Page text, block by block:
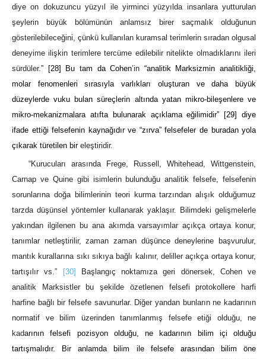
diye on dokuzuncu yüzyıl ile yirminci yüzyılda insanlara yutturulan
şeylerin büyük bölümünün anlamsız birer saçmalık olduğunun
gösterilebileceğini, çünkü kullanılan kuramsal terimlerin sıradan olgusal
deneyime ilişkin terimlere tercüme edilebilir nitelikte olmadıklarını ileri
sürdüler. ” [28] Bu tam da Cohen’in “analitik Marksizmin analitikliği,
molar fenomenleri sırasıyla varlıkları oluşturan ve daha büyük
düzeylerde vuku bulan süreçlerin altında yatan mikro-bileşenlere ve
mikro-mekanizmalara atıfta bulunarak açıklama eğilimidir” [29]
diye
ifade ettiği felsefenin kaynağıdır ve “zırva” felsefeler de buradan yola
çıkarak türetilen bir eleştiridir.
“Kurucuları arasında Frege, Russell, Whitehead, Wittgenstein,
Carnap ve Quine gibi isimlerin bulunduğu analitik felsefe, felsefenin
sorunlarına doğa bilimlerinin teori kurma tarzından alışık olduğumuz
tarzda düşünsel yöntemler kullanarak yaklaşır. Bilimdeki gelişmelerle
yakından ilgilenen bu ana akımda varsayımlar açıkça ortaya konur,
tanımlar netleştirilir, zaman zaman düşünce deneylerine başvurulur,
mantık kurallarına sıkı sıkıya bağlı kalınır, deliller açıkça ortaya konur,
tartışılır vs.”
[30]
Başlangıç noktamıza geri dönersek, Cohen ve
analitik Marksistler bu şekilde özetlenen felsefi protokollere harfi
harfine bağlı bir felsefe savunurlar. Diğer yandan bunların ne kadarının
normatif ve bilim üzerinden tanımlanmış felsefe etiği olduğu, ne
kadarının felsefi pozisyon olduğu, ne kadarının bilim içi olduğu
tartışmalıdır. Bir anlamda bilim ile felsefe arasından bilim öne